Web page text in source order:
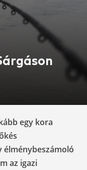
egy kora
élménybeszámoló
az igazi